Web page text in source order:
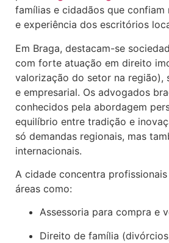
famílias e cidadãos que confiam
e experiência dos escritórios
Em Braga, destacam-se
com forte atuação em direito
valorização do setor na região),
e empresarial. Os advogados
conhecidos pela abordagem
equilíbrio entre tradição e
só demandas regionais, mas
internacionais.
A cidade concentra
áreas como:
Assessoria para compra e
Direito de família